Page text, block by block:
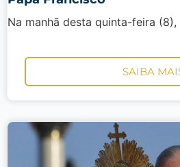
Na manhã desta quinta-feira (8),
SAIBA